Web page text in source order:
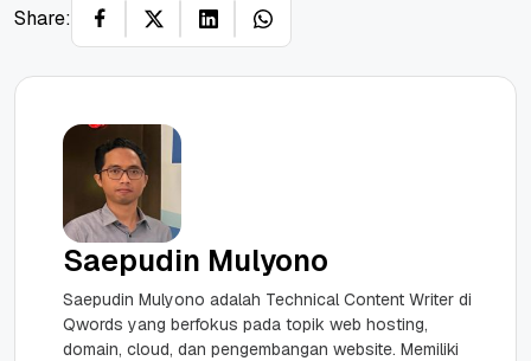
Share:
Saepudin Mulyono
Saepudin Mulyono adalah Technical Content Writer di
Qwords yang berfokus pada topik web hosting,
domain, cloud, dan pengembangan website. Memiliki